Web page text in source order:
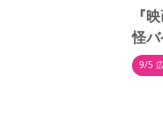
『
怪
9/5